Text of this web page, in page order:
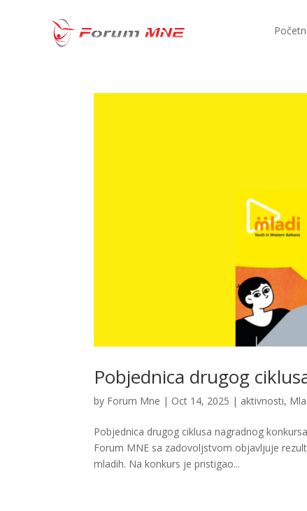
Pobjednica drugog
by Forum Mne | Oct 14, 2025 | aktivnosti,
Pobjednica drugog ciklusa nagradnog
Forum MNE sa zadovoljstvom objavljuje
mladih. Na konkurs je pristigao...